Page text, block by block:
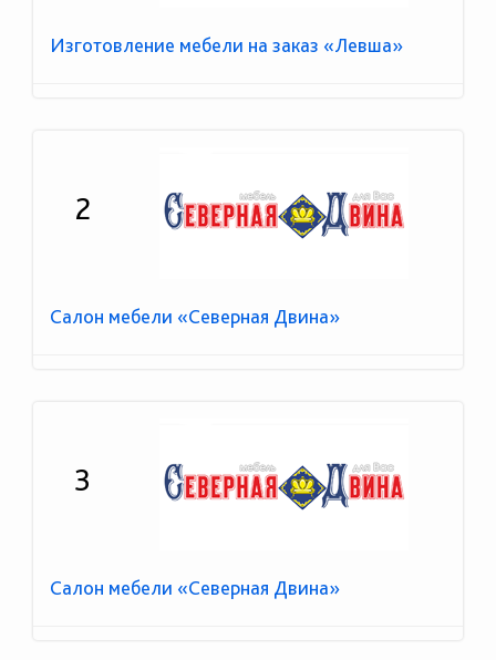
Изготовление мебели на заказ «Левша»
2
Салон мебели «Северная Двина»
3
Салон мебели «Северная Двина»